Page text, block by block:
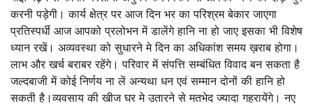
करनी पड़ेगी। कार्य क्षेत्र पर आज दिन भर का परिश्रम बेकार जाएगा
प्रतिस्पर्धी आज आपको प्रलोभन में डालेंगे हानि ना हो जाए इसका भी विशेष
ध्यान रखें। अव्यवस्था को सुधारने मे दिन का अधिकांश समय ख़राब होगा।
लाभ और खर्च बराबर रहेंगे। परिवार में संपत्ति सम्बंधित विवाद बन सकता है
जल्दबाजी में कोई निर्णय ना लें अन्यथा धन एवं सम्मान दोनों की हानि हो
सकती है।व्यवसाय की खीज घर मे उतारने से मतभेद ज्यादा गहरायेंगे। नए